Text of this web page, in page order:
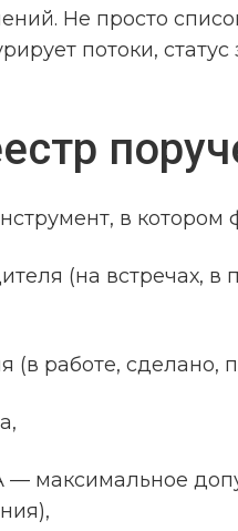
Не просто
потоки,
в котором
(на встречах, в
(в работе, сделано,
— максимальное